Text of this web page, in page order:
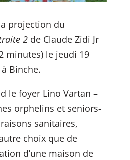
projection du
2 de Claude Zidi Jr
minutes) le jeudi 19
Binche.
le foyer Lino Vartan –
orphelins et seniors-
sanitaires,
choix que de
d’une maison de